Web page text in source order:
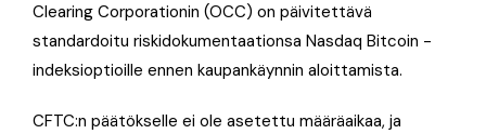
Clearing Corporationin (OCC) on päivitettävä
standardoitu riskidokumentaationsa Nasdaq Bitcoin -
indeksioptioille ennen kaupankäynnin aloittamista.
CFTC:n päätökselle ei ole asetettu määräaikaa, ja